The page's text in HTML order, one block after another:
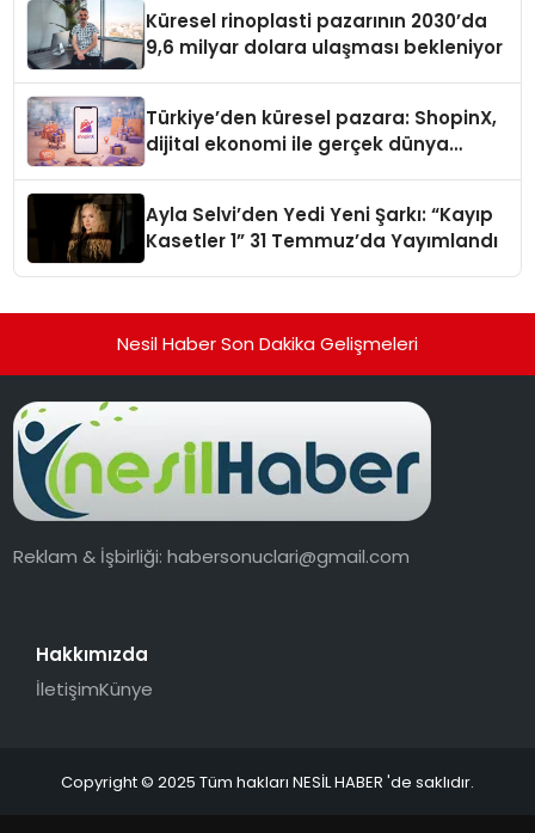
Küresel rinoplasti pazarının 2030’da
9,6 milyar dolara ulaşması bekleniyor
Türkiye’den küresel pazara: ShopinX,
dijital ekonomi ile gerçek dünya
Ayla Selvi’den Yedi Yeni Şarkı: “Kayıp
Kasetler 1” 31 Temmuz’da Yayımlandı
Nesil Haber Son Dakika Gelişmeleri
Reklam & İşbirliği:habersonuclari@gmail.com
Hakkımızda
İletişimKünye
Copyright © 2025 Tüm hakları NESİL HABER 'de saklıdır.